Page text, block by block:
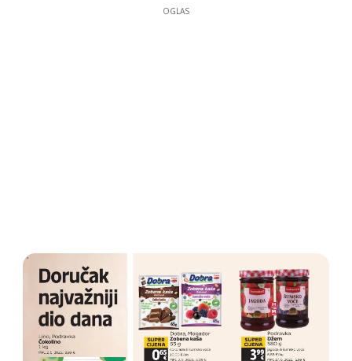
OGLAS